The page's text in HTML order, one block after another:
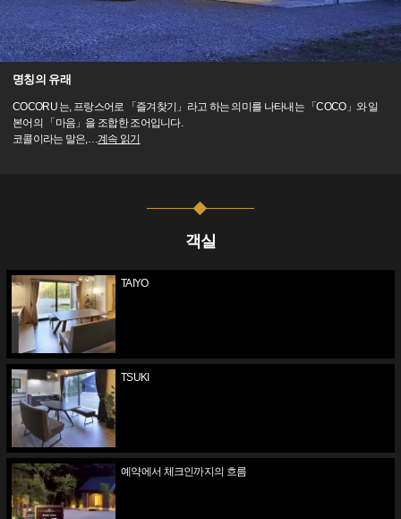
명칭의 유래
COCORU 는, 프랑스어로 「즐겨찾기」라고 하는 의미를 나타내는 「COCO」와 일
본어의 「마음」을 조합한 조어입니다.
코콜이라는 말은,…계속 읽기
객실
TAIYO
TSUKI
예약에서 체크인까지의 흐름